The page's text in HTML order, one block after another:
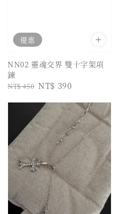
優惠
NN02 靈魂交界 雙十字架項
鍊
Regular
NT$ 450 Sale
NT$ 390